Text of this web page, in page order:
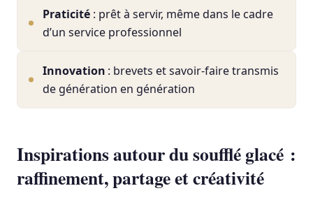
Praticité : prêt à servir, même dans le cadre
d’un service professionnel
Innovation : brevets et savoir-faire transmis
de génération en génération
Inspirations autour du soufflé glacé :
raffinement, partage et créativité